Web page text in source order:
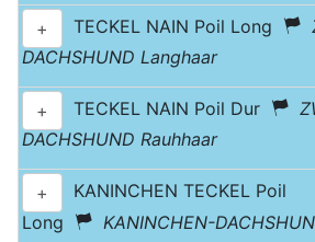
+ TECKEL NAIN Poil Long
DACHSHUND Langhaar
+ TECKEL NAIN Poil Dur
DACHSHUND Rauhhaar
+
KANINCHEN TECKEL Poil
Long
KANINCHEN-